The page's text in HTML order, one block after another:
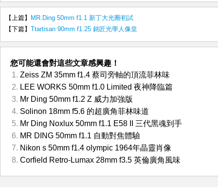
【上篇】
MR.Ding 50mm f1.1 新丁大光圈初試
【下篇】 Ttartisan 90mm f1.25 銘匠光學人像皇
您可能還會對這些文章感興趣！
Zeiss ZM 35mm f1.4 蔡司旁軸的頂流菲林味
LEE WORKS 50mm f1.0 Limited 夜神降臨篇
Mr Ding 50mm f1.2 Z 威力加強版
Solinon 18mm f5.6 的超廣角菲林味道
Mr Ding Noxlux 50mm f1.1 E58 II 三代黑魂到手
MR DING 50mm f1.1 自動對焦體驗
Nikon s 50mm f1.4 olympic 1964年晶靈肖像
Corfield Retro-Lumax 28mm f3.5 英倫廣角風味